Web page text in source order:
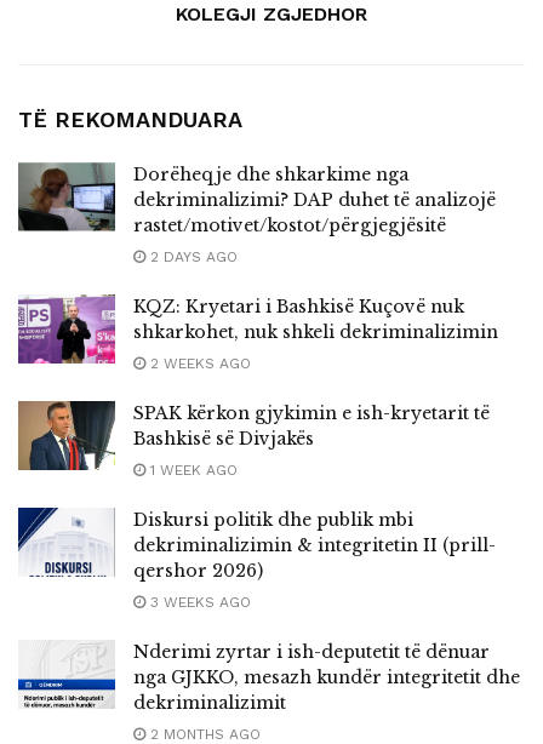
KOLEGJI ZGJEDHOR
TË REKOMANDUARA
Dorëheqje dhe shkarkime nga
dekriminalizimi? DAP duhet të analizojë
rastet/motivet/kostot/përgjegjësitë
2 DAYS AGO
KQZ: Kryetari i Bashkisë Kuçovë nuk
shkarkohet, nuk shkeli dekriminalizimin
2 WEEKS AGO
SPAK kërkon gjykimin e ish-kryetarit të
Bashkisë së Divjakës
1 WEEK AGO
Diskursi politik dhe publik mbi
dekriminalizimin & integritetin II (prill-
qershor 2026)
3 WEEKS AGO
Nderimi zyrtar i ish-deputetit të dënuar
nga GJKKO, mesazh kundër integritetit dhe
dekriminalizimit
2 MONTHS AGO